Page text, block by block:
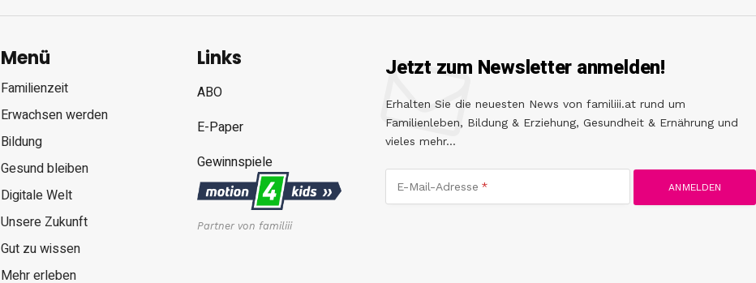
Menü
Familienzeit
Erwachsen werden
Bildung
Gesund bleiben
Digitale Welt
Unsere Zukunft
Gut zu wissen
Mehr erleben
Links
ABO
E-Paper
Gewinnspiele
Partner von familiii
Jetzt zum Newsletter anmelden!
Erhalten Sie die neuesten News von familiii.at rund um
Familienleben, Bildung & Erziehung, Gesundheit & Ernährung und
vieles mehr...
E-Mail-Adresse